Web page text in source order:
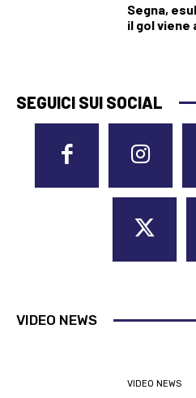
Segna,
il gol viene
SEGUICI SUI SOCIAL
VIDEO NEWS
VIDEO NEWS